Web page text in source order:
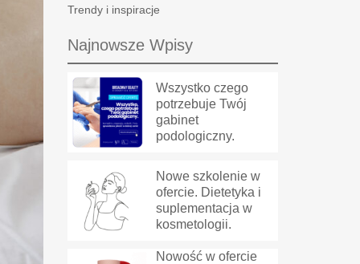
Trendy i inspiracje
Najnowsze Wpisy
Wszystko czego
potrzebuje Twój
gabinet
podologiczny.
Nowe szkolenie w
ofercie. Dietetyka i
suplementacja w
kosmetologii.
Nowość w ofercie